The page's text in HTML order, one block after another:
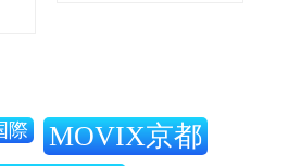
際 MOVIX京都